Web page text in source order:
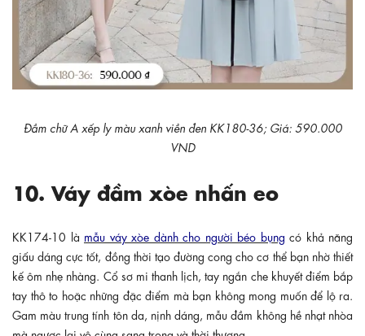
Đầm chữ A xếp ly màu xanh viền đen KK180-36; Giá: 590.000
VND
10. Váy đầm xòe nhấn eo
KK174-10 là mẫu váy xòe dành cho người béo bụng có khả năng
giấu dáng cực tốt, đồng thời tạo đường cong cho cơ thể bạn nhờ thiết
kế ôm nhẹ nhàng. Cổ sơ mi thanh lịch, tay ngắn che khuyết điểm bắp
tay thô to hoặc những đặc điểm mà bạn không mong muốn để lộ ra.
Gam màu trung tính tôn da, nịnh dáng, mẫu đầm không hề nhạt nhòa